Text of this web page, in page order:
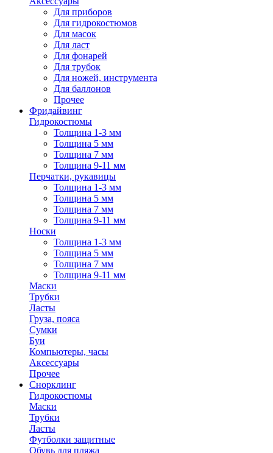
Для приборов
Для гидрокостюмов
Для масок
Для ласт
Для фонарей
Для трубок
Для ножей, инструмента
Для баллонов
Прочее
Фридайвинг
Гидрокостюмы
Толщина 1-3 мм
Толщина 5 мм
Толщина 7 мм
Толщина 9-11 мм
Перчатки, рукавицы
Толщина 1-3 мм
Толщина 5 мм
Толщина 7 мм
Толщина 9-11 мм
Носки
Толщина 1-3 мм
Толщина 5 мм
Толщина 7 мм
Толщина 9-11 мм
Маски
Трубки
Ласты
Груза, пояса
Сумки
Буи
Компьютеры, часы
Аксессуары
Прочее
Снорклинг
Гидрокостюмы
Маски
Трубки
Ласты
Футболки защитные
Обувь для пляжа